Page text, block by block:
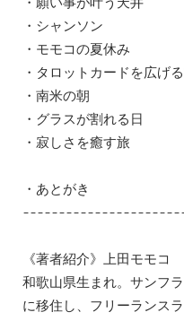
・願い事が叶う天井
・シャンソン
・モモコの夏休み
・タロットカードを広げ
・南米の朝
・グラスが割れる日
・寂しさを癒す旅
・あとがき
《著者紹介》上田モモコ
和歌山県生まれ。サンフ
に移住し、フリーランス